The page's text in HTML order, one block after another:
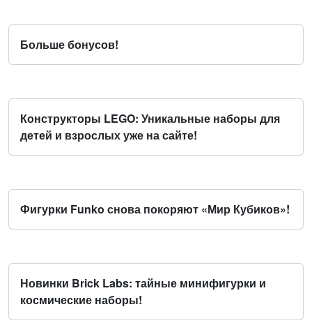
Больше бонусов!
Конструкторы LEGO: Уникальные наборы для
детей и взрослых уже на сайте!
Фигурки Funko снова покоряют «Мир Кубиков»!
Новинки Brick Labs: тайные минифигурки и
космические наборы!